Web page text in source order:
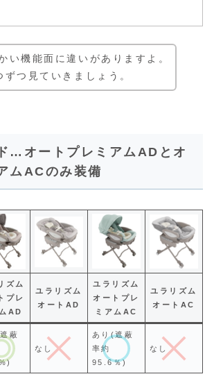
い機能面に違いがありますよ。
ずつ見ていきましょう。
…オートプレミアムADとオ
ムACのみ装備
ズム
プレ
AD
ユラリズム
オートAD
ユラリズム
オートプレ
ミアムAC
ユラリズム
オートAC
蔽
なし
あり(遮蔽
率約
95.6％)
なし